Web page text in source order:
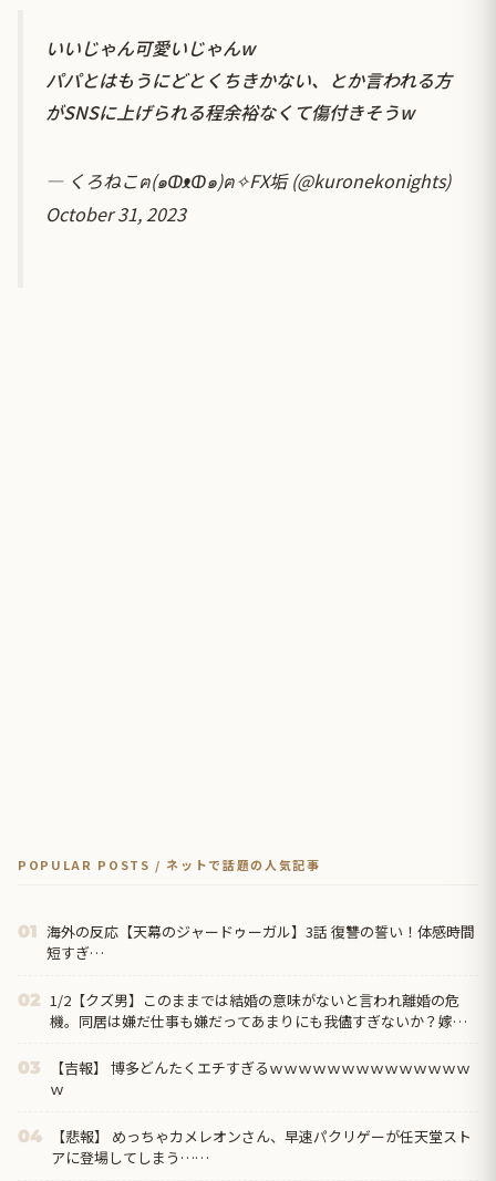
いいじゃん可愛いじゃんw
パパとはもうにどとくちきかない、とか言われる方
がSNSに上げられる程余裕なくて傷付きそうw
— くろねこฅ(๑ↀᴥↀ๑)ฅ✧FX垢 (@kuronekonights)
October 31, 2023
POPULAR POSTS / ネットで話題の人気記事
01 海外の反応【天幕のジャードゥーガル】3話 復讐の誓い！体感時間
短すぎ…
02 1/2【クズ男】このままでは結婚の意味がないと言われ離婚の危
機。同居は嫌だ仕事も嫌だってあまりにも我儘すぎないか？嫁の
03
【吉報】 博多どんたくエチすぎるｗｗｗｗｗｗｗｗｗｗｗｗｗｗ
ｗ
04
【悲報】 めっちゃカメレオンさん、早速パクリゲーが任天堂スト
アに登場してしまう……